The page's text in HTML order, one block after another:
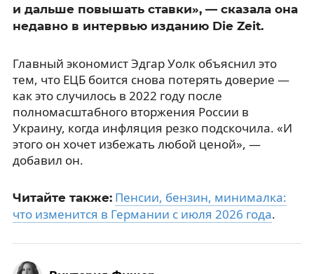
и дальше повышать ставки», — сказала она
недавно в интервью изданию Die Zeit.
Главный экономист Эдгар Уолк объяснил это
тем, что ЕЦБ боится снова потерять доверие —
как это случилось в 2022 году после
полномасштабного вторжения России в
Украину, когда инфляция резко подскочила. «И
этого он хочет избежать любой ценой», —
добавил он.
Читайте также: Пенсии, бензин, минималка:
что изменится в Германии с июля 2026 года.